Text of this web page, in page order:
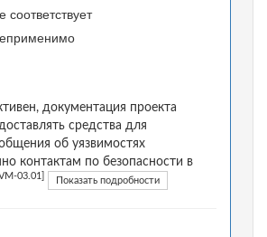
соответствует
документация проекта
средства для
об уязвимостях
контактам по безопасности в
03.01] Показать подробности